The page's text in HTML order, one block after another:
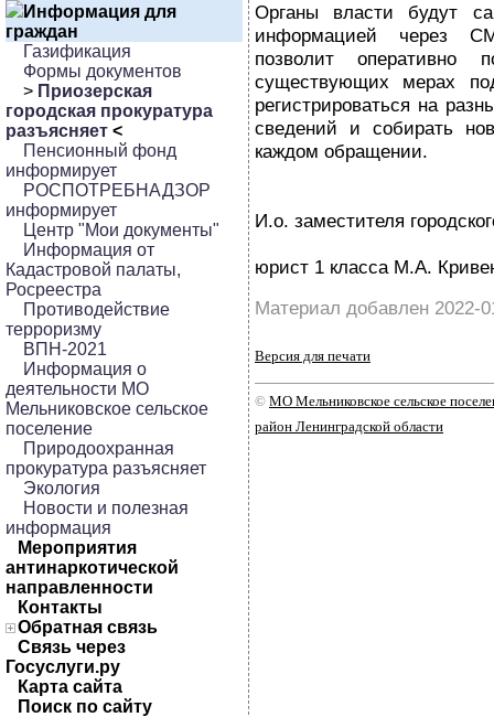
Информация для
граждан
Газификация
Формы документов
> Приозерская
городская прокуратура
разъясняет <
Пенсионный фонд
информирует
РОСПОТРЕБНАДЗОР
информирует
Центр "Мои документы"
Информация от
Кадастровой палаты,
Росреестра
Противодействие
терроризму
ВПН-2021
Информация о
деятельности МО
Мельниковское сельское
поселение
Природоохранная
прокуратура разъясняет
Экология
Новости и полезная
информация
Мероприятия
антинаркотической
направленности
Контакты
Обратная связь
Связь через
Госуслуги.ру
Карта сайта
Поиск по сайту
Органы власти будут
информацией через
позволит оперативно
существующих мерах
регистрироваться на
сведений и собирать
каждом обращении.
И.о. заместителя
юрист 1 класса М.А.
Материал добавлен 2022-
Версия для печати
© МО Мельниковское сельское
район Ленинградской области